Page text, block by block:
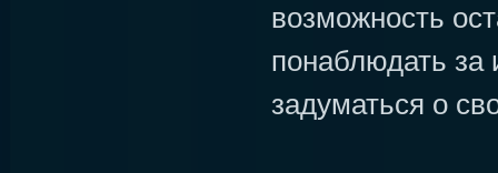
возможность
понаблюдать
задуматься о